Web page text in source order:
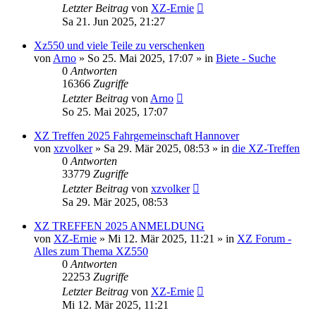
Letzter Beitrag von XZ-Ernie
Sa 21. Jun 2025, 21:27
Xz550 und viele Teile zu verschenken
von Arno » So 25. Mai 2025, 17:07 » in Biete - Suche
0 Antworten
16366 Zugriffe
Letzter Beitrag von Arno
So 25. Mai 2025, 17:07
XZ Treffen 2025 Fahrgemeinschaft Hannover
von xzvolker» Sa 29. Mär 2025, 08:53 » in die XZ-Treffen
0 Antworten
33779 Zugriffe
Letzter Beitrag von xzvolker
Sa 29. Mär 2025, 08:53
XZ TREFFEN 2025 ANMELDUNG
von XZ-Ernie » Mi 12. Mär 2025, 11:21 » in XZ Forum -
Alles zum Thema XZ550
0 Antworten
22253 Zugriffe
Letzter Beitrag von XZ-Ernie
Mi 12. Mär 2025, 11:21